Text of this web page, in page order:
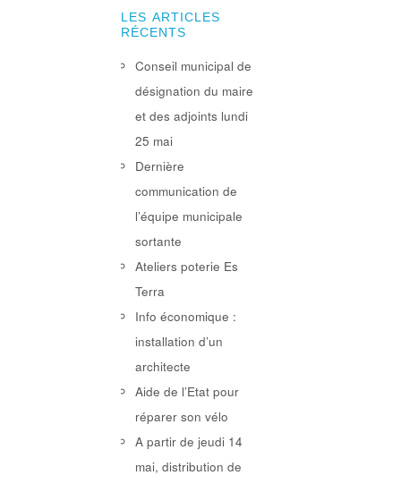
LES ARTICLES
RÉCENTS
Conseil municipal de
désignation du maire
et des adjoints lundi
25 mai
Dernière
communication de
l’équipe municipale
sortante
Ateliers poterie Es
Terra
Info économique :
installation d’un
architecte
Aide de l’Etat pour
réparer son vélo
A partir de jeudi 14
mai, distribution de